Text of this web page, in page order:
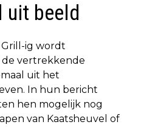
uit beeld
ig wordt
vertrekkende
uit het
In hun bericht
hen mogelijk nog
van Kaatsheuvel of